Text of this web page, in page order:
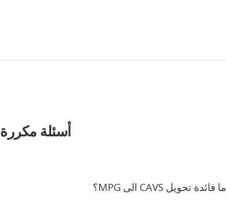
أسئلة مكررة
ما فائدة تحويل CAVS الى MPG؟